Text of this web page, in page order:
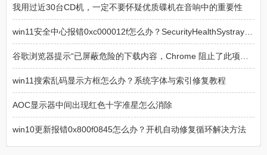
我用过近30台CD机，一定不要怀疑优质碟机在音响中的重要性
win11搜索乱码显示方框怎么办？系统字体与索引修复教程
AOC显示器中间出现红色十字准星怎么消除
win10更新报错0x800f0845怎么办？开机自动修复循环解决方法